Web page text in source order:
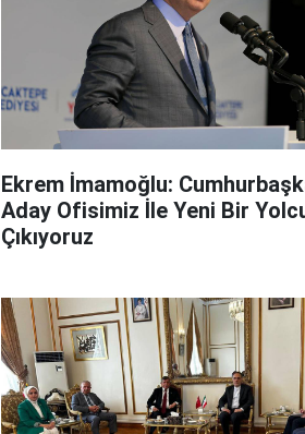
Ekrem İmamoğlu:
Aday Ofisimiz İle Yeni Bir
Çıkıyoruz